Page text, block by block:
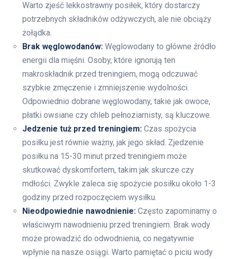
Warto zjeść lekkostrawny posiłek, który dostarczy
potrzebnych składników odżywczych, ale nie obciąży
żołądka.
Brak węglowodanów: Węglowodany to główne źródło
energii dla mięśni. Osoby, które ignorują ten
makroskładnik przed treningiem, mogą odczuwać
szybkie zmęczenie i zmniejszenie wydolności.
Odpowiednio dobrane węglowodany, takie jak owoce,
płatki owsiane czy chleb pełnoziarnisty, są kluczowe.
Jedzenie tuż przed treningiem: Czas spożycia
posiłku jest równie ważny, jak jego skład. Zjedzenie
posiłku na 15-30 minut przed treningiem może
skutkować dyskomfortem, takim jak skurcze czy
mdłości. Zwykle zaleca się spożycie posiłku około 1-3
godziny przed rozpoczęciem wysiłku.
Nieodpowiednie nawodnienie: Często zapominamy o
właściwym nawodnieniu przed treningiem. Brak wody
może prowadzić do odwodnienia, co negatywnie
wpłynie na nasze osiągi. Warto pamiętać o piciu wody